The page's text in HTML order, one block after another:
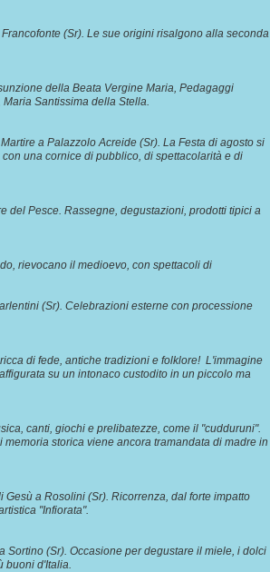
(Sr). Le sue origini risalgono alla seconda
della Beata Vergine Maria, Pedagaggi
Maria Santissima della Stella.
a Palazzolo Acreide (Sr). La Festa di agosto si
una cornice di pubblico, di spettacolarità e di
del Pesce. Rassegne, degustazioni, prodotti tipici a
rievocano il medioevo, con spettacoli di
(Sr). Celebrazioni esterne con processione
di fede, antiche tradizioni e folklore! L'immagine
su un intonaco custodito in un piccolo ma
canti, giochi e prelibatezze, come il "cudduruni".
storica viene ancora tramandata di madre in
a Rosolini (Sr). Ricorrenza, dal forte impatto
"Infiorata".
Sortino (Sr). Occasione per degustare il miele, i dolci
buoni d'Italia.